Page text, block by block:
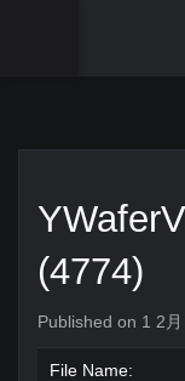
(4774)
Published on 1 2
File Name: